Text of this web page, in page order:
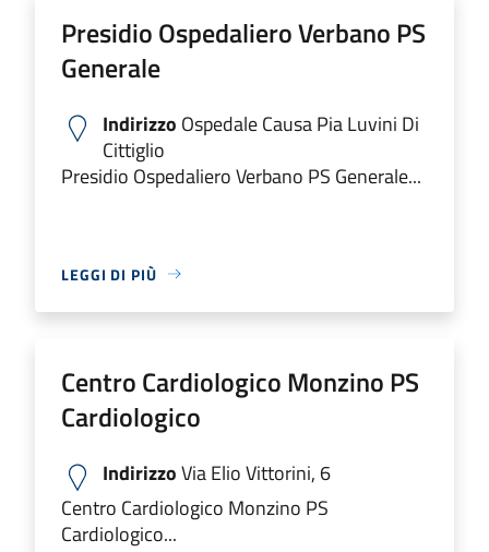
Presidio Ospedaliero Verbano PS
Generale
Indirizzo Ospedale Causa Pia Luvini Di
Cittiglio
Presidio Ospedaliero Verbano PS Generale...
LEGGI DI PIÙ
Centro Cardiologico Monzino PS
Cardiologico
IndirizzoVia Elio Vittorini, 6
Centro Cardiologico Monzino PS
Cardiologico...